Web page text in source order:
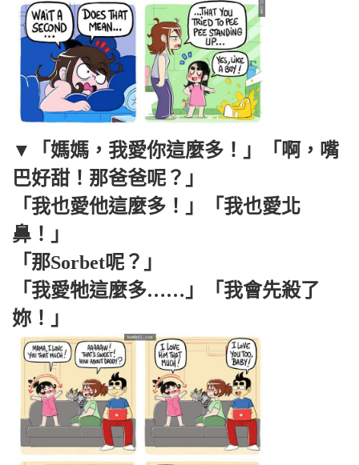
▼「媽媽，我愛你這麼多！」「啊，嘴
巴好甜！那爸爸呢？」
「我也愛他這麼多！」「我也愛北
鼻！」
「那Sorbet呢？」
「我愛牠這麼多……」「我會先殺了
妳！」